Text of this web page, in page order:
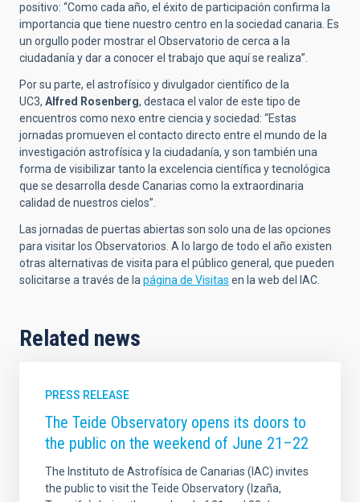
positivo: “Como cada año, el éxito de participación confirma la
importancia que tiene nuestro centro en la sociedad canaria. Es
un orgullo poder mostrar el Observatorio de cerca a la
ciudadanía y dar a conocer el trabajo que aquí se realiza”.
Por su parte, el astrofísico y divulgador científico de la
UC3, Alfred Rosenberg, destaca el valor de este tipo de
encuentros como nexo entre ciencia y sociedad: “Estas
jornadas promueven el contacto directo entre el mundo de la
investigación astrofísica y la ciudadanía, y son también una
forma de visibilizar tanto la excelencia científica y tecnológica
que se desarrolla desde Canarias como la extraordinaria
calidad de nuestros cielos”.
Las jornadas de puertas abiertas son solo una de las opciones
para visitar los Observatorios. A lo largo de todo el año existen
otras alternativas de visita para el público general, que pueden
solicitarse a través de lapágina de Visitas en la web del IAC.
Related news
PRESS RELEASE
The Teide Observatory opens its doors to
the public on the weekend of June 21–22
The Instituto de Astrofísica de Canarias (IAC) invites
the public to visit the Teide Observatory (Izaña,